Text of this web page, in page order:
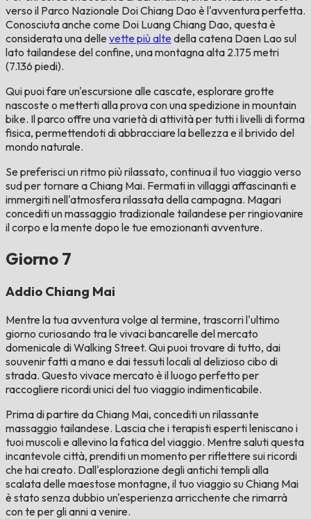
verso il Parco Nazionale Doi Chiang Dao è l'avventura perfetta.
Conosciuta anche come Doi Luang Chiang Dao, questa è
considerata una delle vette più alte della catena Daen Lao sul
lato tailandese del confine, una montagna alta 2.175 metri
(7.136 piedi).
Qui puoi fare un'escursione alle cascate, esplorare grotte
nascoste o metterti alla prova con una spedizione in mountain
bike. Il parco offre una varietà di attività per tutti i livelli di forma
fisica, permettendoti di abbracciare la bellezza e il brivido del
mondo naturale.
Se preferisci un ritmo più rilassato, continua il tuo viaggio verso
sud per tornare a Chiang Mai. Fermati in villaggi affascinanti e
immergiti nell'atmosfera rilassata della campagna. Magari
concediti un massaggio tradizionale tailandese per ringiovanire
il corpo e la mente dopo le tue emozionanti avventure.
Giorno 7
Addio Chiang Mai
Mentre la tua avventura volge al termine, trascorri l'ultimo
giorno curiosando tra le vivaci bancarelle del mercato
domenicale di Walking Street. Qui puoi trovare di tutto, dai
souvenir fatti a mano e dai tessuti locali al delizioso cibo di
strada. Questo vivace mercato è il luogo perfetto per
raccogliere ricordi unici del tuo viaggio indimenticabile.
Prima di partire da Chiang Mai, concediti un rilassante
massaggio tailandese. Lascia che i terapisti esperti leniscano i
tuoi muscoli e allevino la fatica del viaggio. Mentre saluti questa
incantevole città, prenditi un momento per riflettere sui ricordi
che hai creato. Dall'esplorazione degli antichi templi alla
scalata delle maestose montagne, il tuo viaggio su Chiang Mai
è stato senza dubbio un'esperienza arricchente che rimarrà
con te per gli anni a venire.